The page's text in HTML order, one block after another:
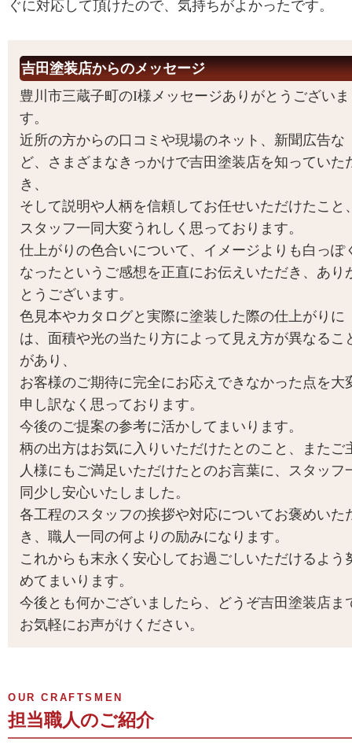
ぐに対応して頂けたので、気持ちがよかったです。
吉田塗装店からのメッセージ
豊川市三蔵子町のI様メッセージありがとうございま
す。
近所の方からの口コミや現場のネット、新聞広告な
ど、さまざまなきっかけで吉田塗装店を知っていた
き、
そして説明や人柄を信頼してお任せいただけたこと
スタッフ一同大変うれしく思っております。
仕上がりの色合いについて、イメージよりも白っぽ
なったというご感想を正直にお伝えいただき、あり
とうございます。
色見本やカタログと実際に塗装した際の仕上がりに
は、面積や光の当たり方によって見え方が異なるこ
があり、
お客様のご期待に完全にお応えできなかった点を大
申し訳なく思っております。
今後のご提案の参考に活かしてまいります。
柄の出方はお気に入りいただけたとのこと、またご
人様にもご満足いただけたとのお言葉に、スタッフ
同少し安心いたしました。
各工程のスタッフの挨拶や対応についてお褒めいた
き、職人一同の何よりの励みになります。
これからも末永く安心してお過ごしいただけるよう
めてまいります。
今後とも何かございましたら、どうぞ吉田塗装店ま
お気軽にお声がけください。
OUR CRAFTSMEN
担当職人のご紹介